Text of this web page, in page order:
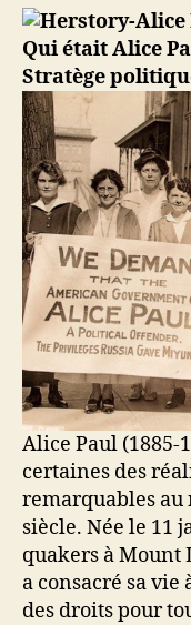
Qui était Alice
Stratège
Alice Paul (1885-
certaines des
remarquables au
siècle. Née le 11
quakers à Mount
a consacré sa vie
des droits pour